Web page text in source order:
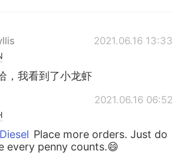
2021.06.16 13:33
，我看到了小龙虾
2021.06.16 06:52
Place more orders. Just do
every penny counts.😄